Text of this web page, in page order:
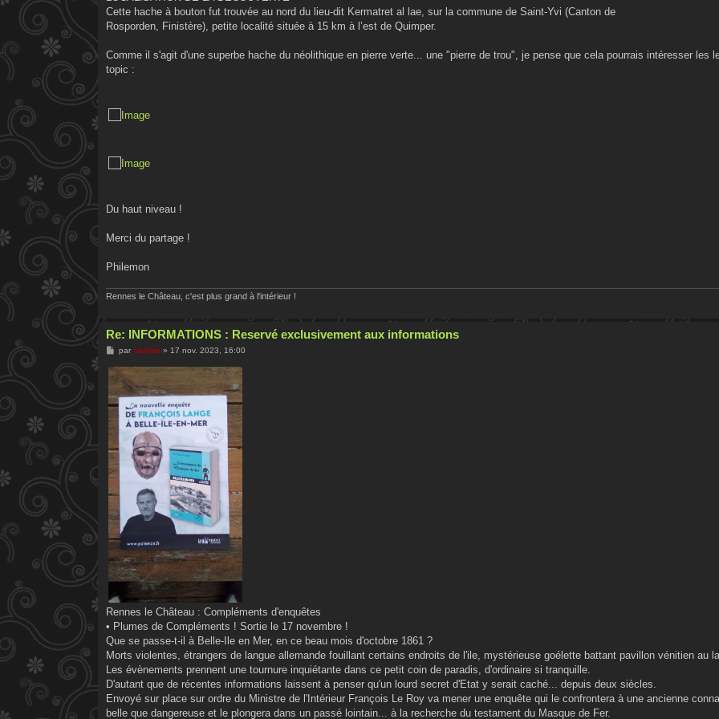
Cette hache à bouton fut trouvée au nord du lieu-dit Kermatret al lae, sur la commune de Saint-Yvi (Canton de
Rosporden, Finistère), petite localité située à 15 km à l’est de Quimper.
Comme il s'agit d'une superbe hache du néolithique en pierre verte... une "pierre de trou", je pense que cela pourrais intéresser les
topic :
Du haut niveau !
Merci du partage !
Philemon
Rennes le Château, c'est plus grand à l'intérieur !
Re: INFORMATIONS : Reservé exclusivement aux informations
M
s
g
e
par cardou» 17 nov. 2023, 16:00
Rennes le Château : Compléments d'enquêtes
• Plumes de Compléments ! Sortie le 17 novembre !
Que se passe-t-il à Belle-Ile en Mer, en ce beau mois d'octobre 1861 ?
Morts violentes, étrangers de langue allemande fouillant certains endroits de l'ile, mystérieuse goélette battant pavillon vénitien au
Les évènements prennent une tournure inquiétante dans ce petit coin de paradis, d'ordinaire si tranquille.
D'autant que de récentes informations laissent à penser qu'un lourd secret d'Etat y serait caché... depuis deux siècles.
Envoyé sur place sur ordre du Ministre de l'Intérieur François Le Roy va mener une enquête qui le confrontera à une ancienne
belle que dangereuse et le plongera dans un passé lointain... à la recherche du testament du Masque de Fer.